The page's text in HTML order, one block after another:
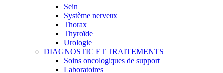
Sein
Système nerveux
Thorax
Thyroïde
Urologie
DIAGNOSTIC ET TRAITEMENTS
Soins oncologiques de support
Laboratoires